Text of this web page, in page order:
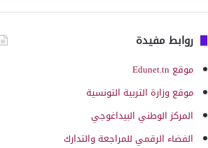
روابط مفيدة
موقع Edunet.tn
موقع وزارة التربية التونسية
المركز الوطني البيداغوجي
الفضاء الرقمي للمراجعة والتدارك